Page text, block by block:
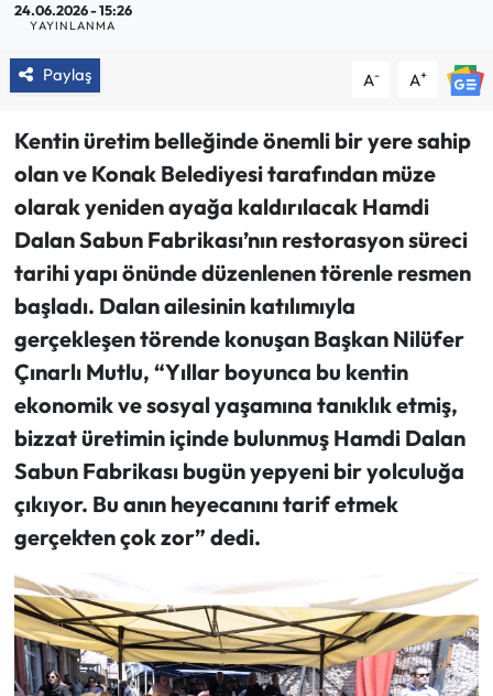
24.06.2026 - 15:26
YAYINLANMA
Paylaş A- A+
Kentin üretim belleğinde önemli bir yere sahip
olan ve Konak Belediyesi tarafından müze
olarak yeniden ayağa kaldırılacak Hamdi
Dalan Sabun Fabrikası’nın restorasyon süreci
tarihi yapı önünde düzenlenen törenle resmen
başladı. Dalan ailesinin katılımıyla
gerçekleşen törende konuşan Başkan Nilüfer
Çınarlı Mutlu, “Yıllar boyunca bu kentin
ekonomik ve sosyal yaşamına tanıklık etmiş,
bizzat üretimin içinde bulunmuş Hamdi Dalan
Sabun Fabrikası bugün yepyeni bir yolculuğa
çıkıyor. Bu anın heyecanını tarif etmek
gerçekten çok zor” dedi.